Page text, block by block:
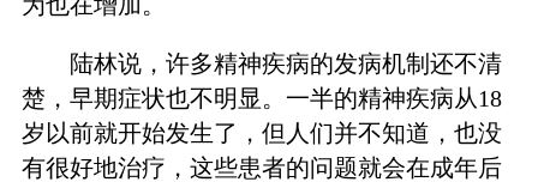
陆林说，许多精神疾病的发病机制还不清
楚，早期症状也不明显。一半的精神疾病从18
岁以前就开始发生了，但人们并不知道，也没
有很好地治疗，这些患者的问题就会在成年后